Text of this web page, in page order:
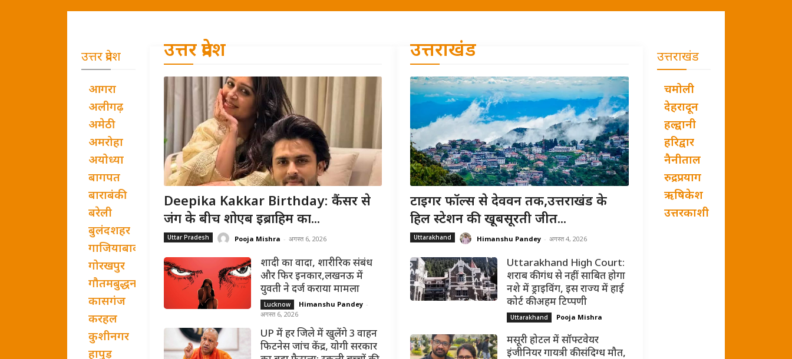
उत्तर प्रदेश
आगरा
अलीगढ़
अमेठी
अमरोहा
अयोध्या
बागपत
बाराबंकी
बरेली
बुलंदशहर
गाजियाबाद
गोरखपुर
गौतमबुद्धनगर
कासगंज
करहल
कुशीनगर
हापुड़
उत्तर प्रदेश
Deepika Kakkar Birthday: कैंसर से
जंग के बीच शोएब इब्राहिम का...
Uttar Pradesh Pooja Mishra - अगस्त 6, 2026
शादी का वादा, शारीरिक संबंध
और फिर इनकार,लखनऊ में
युवती ने दर्ज कराया मामला
Lucknow Himanshu Pandey -
अगस्त 6, 2026
UP में हर जिले में खुलेंगे 3 वाहन
फिटनेस जांच केंद्र, योगी सरकार
उत्तराखंड
टाइगर फॉल्स से देववन तक,उत्तराखंड के
हिल स्टेशन की खूबसूरती जीत...
Uttarakhand Himanshu Pandey - अगस्त 4, 2026
Uttarakhand High Court:
शराब की गंध से नहीं साबित होगा
नशे में ड्राइविंग, इस राज्य में हाई
कोर्ट की अहम टिप्पणी
Uttarakhand Pooja Mishra
मसूरी होटल में सॉफ्टवेयर
इंजीनियर गायत्री की संदिग्ध मौत,
उत्तराखंड
चमोली
देहरादून
हल्द्वानी
हरिद्वार
नैनीताल
रुद्रप्रयाग
ऋषिकेश
उत्तरकाशी